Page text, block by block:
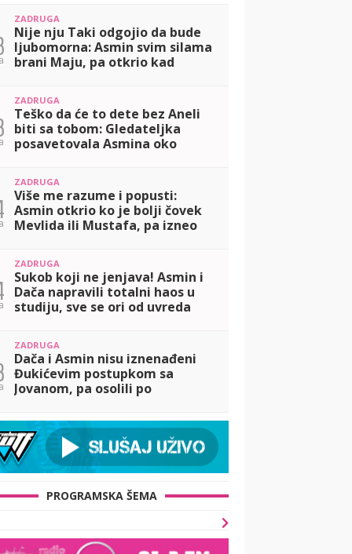
ZADRUGA
Nije nju Taki odgojio da bude
ljubomorna: Asmin svim silama
brani Maju, pa otkrio kad
ZADRUGA
Teško da će to dete bez Aneli
biti sa tobom: Gledateljka
posavetovala Asmina oko
ZADRUGA
Više me razume i popusti:
Asmin otkrio ko je bolji čovek
Mevlida ili Mustafa, pa izneo
ZADRUGA
Sukob koji ne jenjava! Asmin i
Dača napravili totalni haos u
studiju, sve se ori od uvreda
ZADRUGA
Dača i Asmin nisu iznenađeni
Đukićevim postupkom sa
Jovanom, pa osolili po
Mislim da su glumili! (VIDEO)
PROGRAMSKA ŠEMA